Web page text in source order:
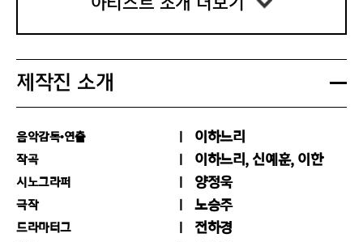
참여 가능합니다.
시작 10분전까지는 객석 입장을 마무리
- 휠체어석은 1층석 구역에 마련되어 있
으나, 정확한 위치는 공연관람 당일 휠체
어석 예매자 현황, 시야확보 및 안전 등
e all know. The three little pigs who build their
houses of straw, wood, and brick. Here, the thr
ee figures are no longer characters in a fairy tal
e but three musical subjects who erode and en
tangle each other's boundaries, and between t
hem an unspoken tension moves.
적 경험과 시각적 매체의 결합이 만들어내는 예술적 확
장 가능성에 주목하며, 이에 대한 실험을 지속하고 있어
요. ICMC(국제 컴퓨터 음악 컨퍼런스), NYCEMF(뉴욕
전자음향 음악 페스티벌), 대한민국실내악작곡제전, 대
구국제현대음악제 등에서 작품을 발표해 왔으며, 단편
선순간들, 추다혜, 앙상블 아인스, 앙상블 팀프 등의 작
제작진 소개
음악감독•연출 이하느리
작곡 이하느리, 신예훈, 이한
시노그라퍼 양정욱
극작 노승주
드라마터그 전하경